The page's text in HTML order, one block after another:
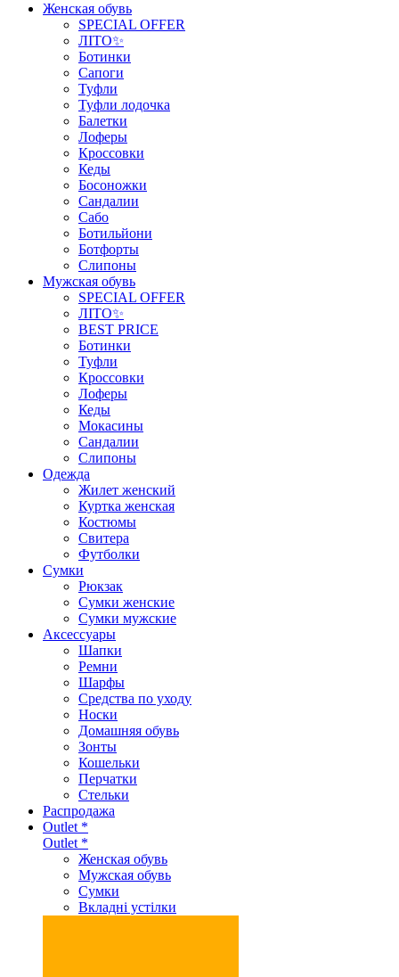
Женская обувь
SPECIAL OFFER
ЛІТО✨
Ботинки
Сапоги
Туфли
Туфли лодочка
Балетки
Лоферы
Кроссовки
Кеды
Босоножки
Сандалии
Сабо
Ботильйони
Ботфорты
Слипоны
Мужская обувь
SPECIAL OFFER
ЛІТО✨
BEST PRICE
Ботинки
Туфли
Кроссовки
Лоферы
Кеды
Мокасины
Сандалии
Слипоны
Одежда
Жилет женский
Куртка женская
Костюмы
Свитера
Футболки
Сумки
Рюкзак
Сумки женские
Сумки мужские
Аксеcсуары
Шапки
Ремни
Шарфы
Средства по уходу
Носки
Домашняя обувь
Зонты
Кошельки
Перчатки
Стельки
Распродажа
Outlet *
Outlet *
Женская обувь
Мужская обувь
Сумки
Вкладні устілки